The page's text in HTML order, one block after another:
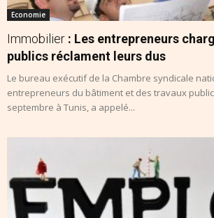
Economie
Immobilier : Les entrepreneurs
publics réclament leurs dus
Le bureau exécutif de la Chambre syndicale
entrepreneurs du bâtiment et des travaux
septembre à Tunis, a appelé...